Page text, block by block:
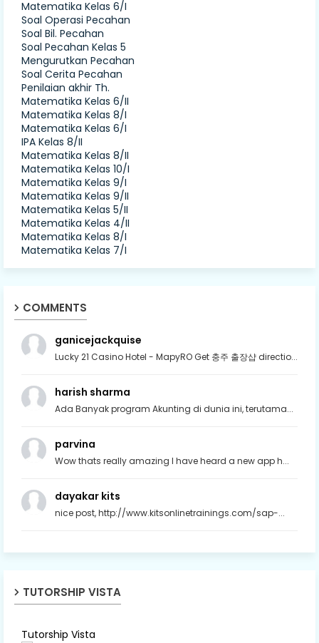
Matematika Kelas 6/I
Soal Operasi Pecahan
Soal Bil. Pecahan
Soal Pecahan Kelas 5
Mengurutkan Pecahan
Soal Cerita Pecahan
Penilaian akhir Th.
Matematika Kelas 6/II
Matematika Kelas 8/I
Matematika Kelas 6/I
IPA Kelas 8/II
Matematika Kelas 8/II
Matematika Kelas 10/I
Matematika Kelas 9/I
Matematika Kelas 9/II
Matematika Kelas 5/II
Matematika Kelas 4/II
Matematika Kelas 8/I
Matematika Kelas 7/I
COMMENTS
ganicejackquise
Lucky 21 Casino Hotel - MapyRO Get 충주 출장샵 directio...
harish sharma
Ada Banyak program Akunting di dunia ini, terutama...
parvina
Wow thats really amazing I have heard a new app h...
dayakar kits
nice post, http://www.kitsonlinetrainings.com/sap-...
TUTORSHIP VISTA
Tutorship Vista